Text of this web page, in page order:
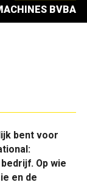
BVBA
bent voor
Op wie
en de